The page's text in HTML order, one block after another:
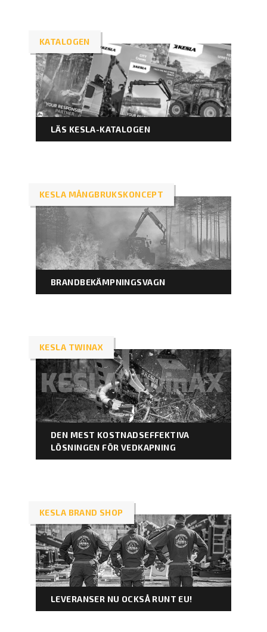
KATALOGEN
LÄS KESLA-KATALOGEN
KESLA MÅNGBRUKSKONCEPT
BRANDBEKÄMPNINGSVAGN
KESLA TWINAX
DEN MEST KOSTNADSEFFEKTIVA
LÖSNINGEN FÖR VEDKAPNING
KESLA BRAND SHOP
LEVERANSER NU OCKSÅ RUNT EU!